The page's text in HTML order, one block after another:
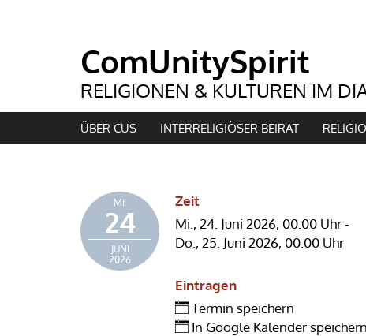
ÜBER CUS INTERRELIGIÖSER BEIRAT
Mi.
24
JUNI
2026
Zeit
Mi., 24. Juni 2026, 00:00 Uhr-
Do., 25. Juni 2026, 00:00 Uhr
Eintragen
Termin speichern
In Google Kalender speichern